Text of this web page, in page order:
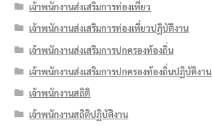
เจ้าพนักงานส่งเสริมการท่องเที่ยว
เจ้าพนักงานส่งเสริมการท่องเที่ยวปฏิบัติงาน
เจ้าพนักงานส่งเสริมการปกครองท้องถิ่น
เจ้าพนักงานส่งเสริมการปกครองท้องถิ่นปฏิบัติงาน
เจ้าพนักงานสถิติ
เจ้าพนักงานสถิติปฏิบัติงาน